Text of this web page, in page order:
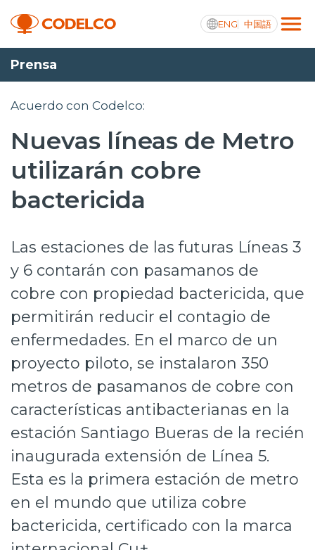
ENG 中国語
Transparencia activa
Sustentabilidad
Innovación
Inversionistas
Prensa
Trabaja en Codelco
Transparencia activa
Proveedores
Acceso trabajadores/as
Prensa
Acuerdo con Codelco:
Nuevas líneas de Metro
utilizarán cobre
bactericida
Las estaciones de las futuras Líneas 3
y 6 contarán con pasamanos de
cobre con propiedad bactericida, que
permitirán reducir el contagio de
enfermedades. En el marco de un
proyecto piloto, se instalaron 350
metros de pasamanos de cobre con
características antibacterianas en la
estación Santiago Bueras de la recién
inaugurada extensión de Línea 5.
Esta es la primera estación de metro
en el mundo que utiliza cobre
bactericida, certificado con la marca